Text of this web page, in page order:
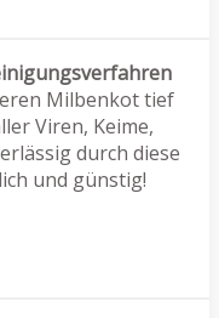
Milbenkot tief
Viren, Keime,
durch diese
und günstig!